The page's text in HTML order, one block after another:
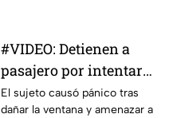
#VIDEO: Detienen a
pasajero por intentar
abrir puerta en vuelo.
El sujeto causó pánico tras
dañar la ventana y amenazar a